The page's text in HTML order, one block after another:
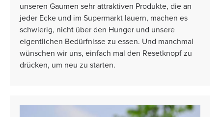
unseren Gaumen sehr attraktiven Produkte, die an
jeder Ecke und im Supermarkt lauern, machen es
schwierig, nicht über den Hunger und unsere
eigentlichen Bedürfnisse zu essen. Und manchmal
wünschen wir uns, einfach mal den Resetknopf zu
drücken, um neu zu starten.